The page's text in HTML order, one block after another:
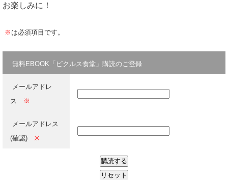
お楽しみに！
※ は必須項目です。
無料EBOOK「ピクルス食堂」購読のご登録
メールアドレ
ス
※
メールアドレス
(確認) ※